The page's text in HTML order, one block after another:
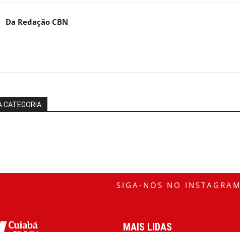
Da Redação CBN
CATEGORIA
SIGA-NOS NO INSTAGRAM
MAIS LIDAS